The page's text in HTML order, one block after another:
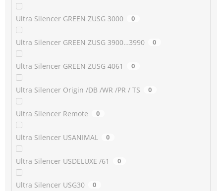
Ultra Silencer GREEN ZUSG 3000 0
Ultra Silencer GREEN ZUSG 3900…3990 0
Ultra Silencer GREEN ZUSG 4061 0
Ultra Silencer Origin /DB /WR /PR / TS 0
Ultra Silencer Remote 0
Ultra Silencer USANIMAL 0
Ultra Silencer USDELUXE /61 0
Ultra Silencer USG30 0